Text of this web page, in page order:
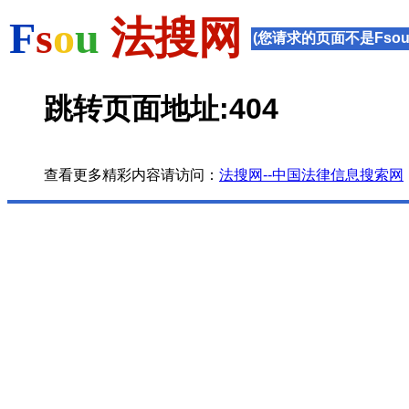
Fsou 法搜网 (您请求的页面不是
跳转页面地址:404
查看更多精彩内容请访问： 法搜网--中国法律信息搜索网